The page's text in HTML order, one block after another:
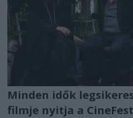
Minden idők
filmje nyitja a